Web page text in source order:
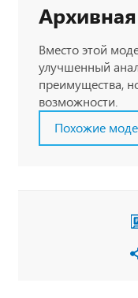
Вместо этой
улучшенный
преимущества,
возможности.
Похожие